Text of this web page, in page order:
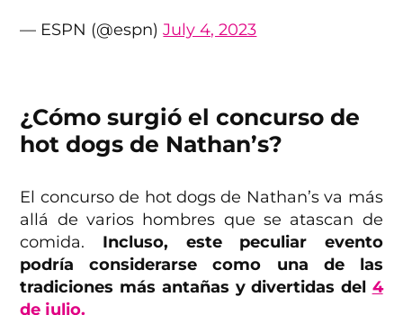
— ESPN (@espn)July 4, 2023
¿Cómo surgió el concurso de
hot dogs de Nathan’s?
El concurso de hot dogs de Nathan’s va más
allá de varios hombres que se atascan de
comida. Incluso, este peculiar evento
podría considerarse como una de las
tradiciones más antañas y divertidas del 4
de julio.